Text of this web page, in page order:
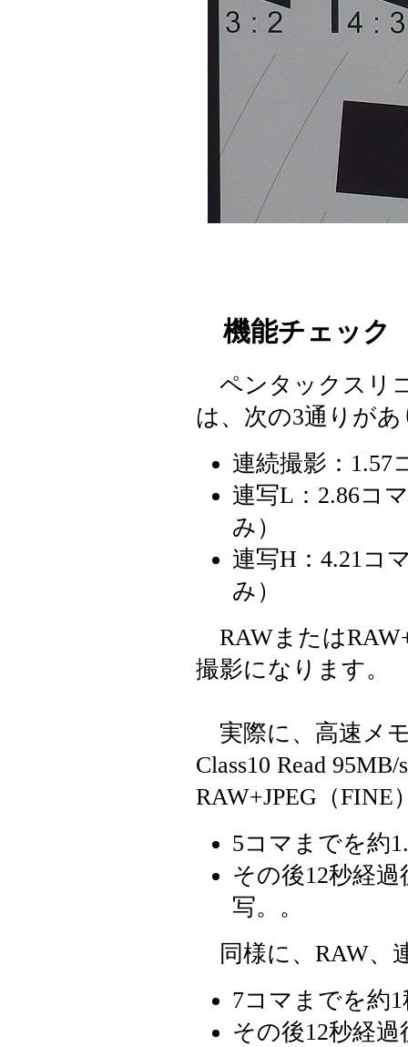
機能チェック
ペンタックスリ
は、次の3通りが
連続撮影：1.57
連写L：2.86コ
み）
連写H：4.21コ
み）
RAWまたは
撮影になります。
実際に、高速メモ
Class10 Read
RAW+JPEG（
5コマまでを約
その後12秒経
写。。
同様に、RAW、
7コマまでを約
その後12秒経